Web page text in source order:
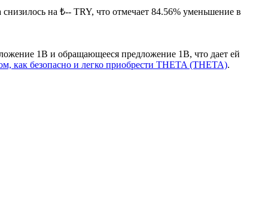
на ₺-- TRY, что отмечает 84.56% уменьшение в
1B и обращающееся предложение 1B, что дает ей
как безопасно и легко приобрести THETA (THETA).